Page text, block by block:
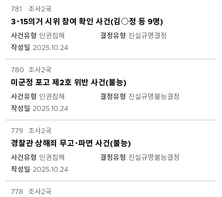
조
사
목,
사
건
유
형,
형,
작
성
일
781 조사2국
3･15의거 시위 참여 확인 사건(김○정 등 9명)
사건유형 인권침해 결정유형 진실규명결정
작성일 2025.10.24
780 조사2국
미군정 포고 제2호 위반 사건(불능)
사건유형 인권침해 결정유형 진실규명불능결정
작성일 2025.10.24
779 조사2국
경찰관 상해죄 무고･파면 사건(불능)
사건유형 인권침해 결정유형 진실규명불능결정
작성일 2025.10.24
778 조사2국